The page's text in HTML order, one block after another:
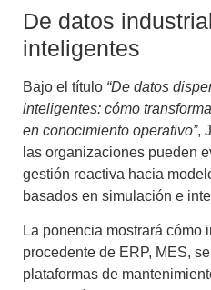
De datos
inteligentes
Bajo el título “De datos
inteligentes: cómo
en conocimiento operativo”,
las organizaciones pueden
gestión reactiva hacia
basados en simulación e
La ponencia mostrará cómo
procedente de ERP, MES,
plataformas de